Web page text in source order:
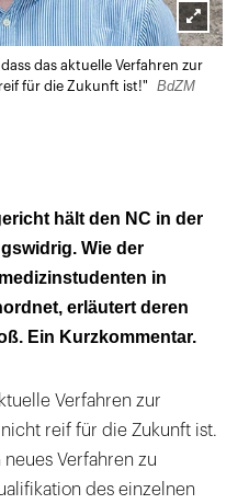
Lightbox
öffnen
das aktuelle Verfahren zur
für die Zukunft ist!"
BdZM
hält den NC in der
Wie der
in
erläutert deren
Ein Kurzkommentar.
Verfahren zur
reif für die Zukunft ist.
Verfahren zu
des einzelnen